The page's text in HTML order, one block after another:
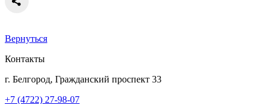
Вернуться
Контакты
г. Белгород, Гражданский проспект 33
+7 (4722) 27-98-07